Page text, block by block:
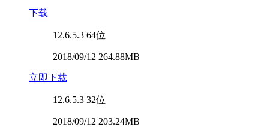
下载
12.6.5.3 64位
2018/09/12 264.88MB
立即下载
12.6.5.3 32位
2018/09/12 203.24MB